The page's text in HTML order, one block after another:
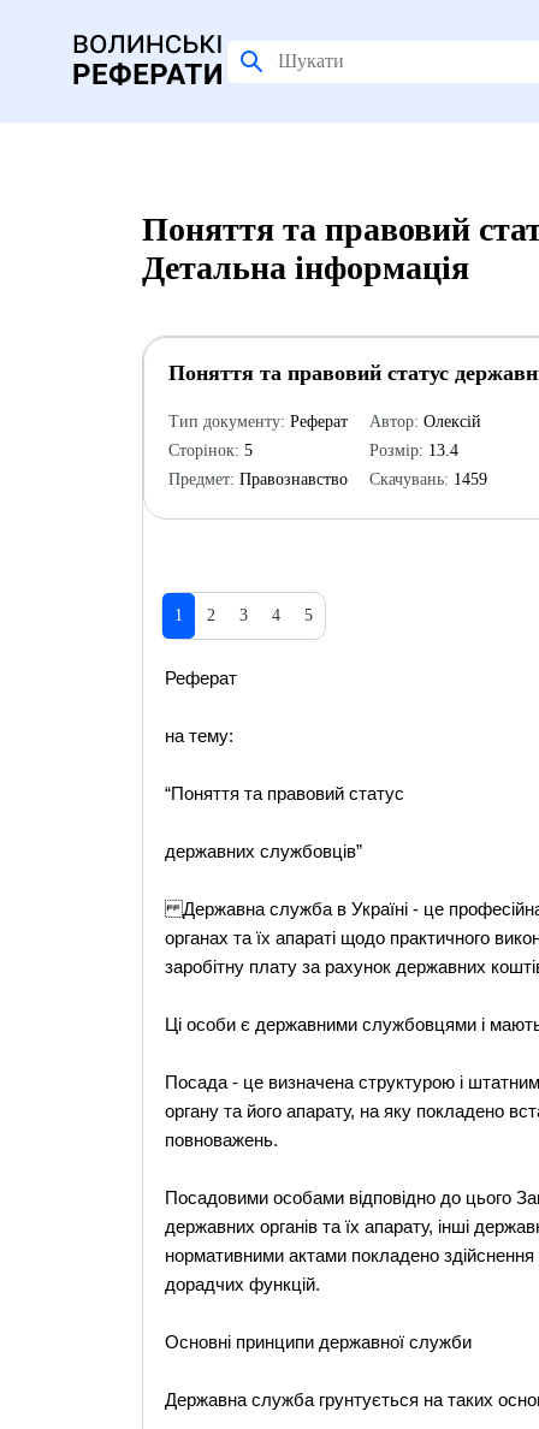
Поняття та правовий
Детальна інформація
Поняття та правовий статус
Тип документу: Реферат
Сторінок: 5
Предмет: Правознавство
Автор: Олексій
Розмір: 13.4
Скачувань: 1459
1 2 3 4 5
Реферат
на тему:
“Поняття та правовий статус
державних службовців”
Державна служба в Україні - це
органах та їх апараті щодо практичного
заробітну плату за рахунок державних
Ці особи є державними службовцями і
Посада - це визначена структурою і
органу та його апарату, на яку покладено
повноважень.
Посадовими особами відповідно до цього
державних органів та їх апарату, інші
нормативними актами покладено здійснення
дорадчих функцій.
Основні принципи державної служби
Державна служба грунтується на таких